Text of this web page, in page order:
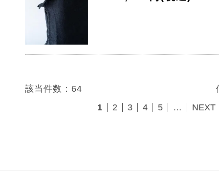
該当件数：64
1
2 3 4 5 … NEXT